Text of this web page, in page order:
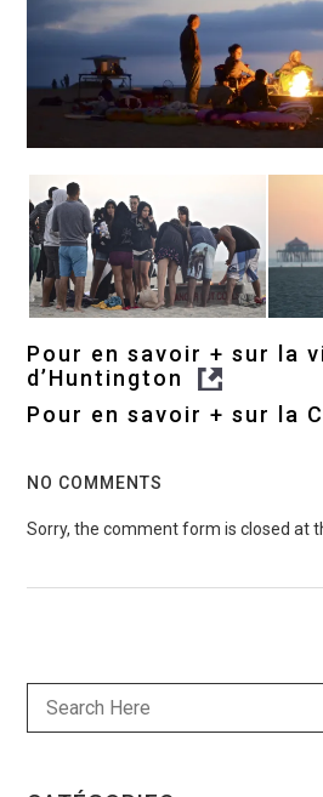
Pour en savoir + sur la
d’Huntington
Pour en savoir + sur la
NO COMMENTS
Sorry, the comment form is closed at